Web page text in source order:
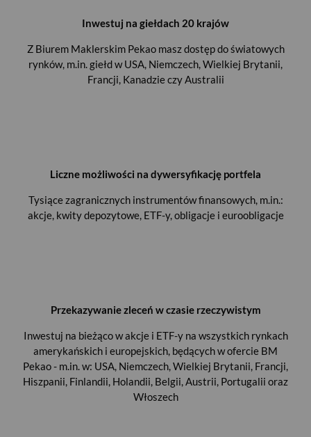
Inwestuj na giełdach 20 krajów
Z Biurem Maklerskim Pekao masz dostęp do światowych
rynków, m.in. giełd w USA, Niemczech, Wielkiej Brytanii,
Francji, Kanadzie czy Australii
Liczne możliwości na dywersyfikację portfela
Tysiące zagranicznych instrumentów finansowych, m.in.:
akcje, kwity depozytowe, ETF-y, obligacje i euroobligacje
Przekazywanie zleceń w czasie rzeczywistym
Inwestuj na bieżąco w akcje i ETF-y na wszystkich rynkach
amerykańskich i europejskich, będących w ofercie BM
Pekao - m.in. w: USA, Niemczech, Wielkiej Brytanii, Francji,
Hiszpanii, Finlandii, Holandii, Belgii, Austrii, Portugalii oraz
Włoszech